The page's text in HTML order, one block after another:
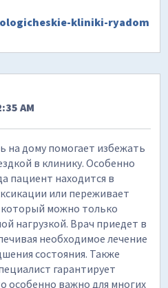
kliniki-ryadom
AM
на дому помогает избежать
в клинику. Особенно
пациент находится в
или переживает
можно только
нагрузкой. Врач приедет в
необходимое лечение
состояния. Также
гарантирует
особенно важно для многих